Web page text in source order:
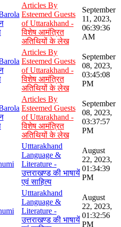
Articles By
Esteemed Guests
of Uttarakhand -
विशेष आमंत्रित
अतिथियों के लेख
September
11, 2023,
06:39:36
AM
Articles By
Esteemed Guests
of Uttarakhand -
विशेष आमंत्रित
अतिथियों के लेख
September
08, 2023,
03:45:08
PM
Articles By
Esteemed Guests
of Uttarakhand -
विशेष आमंत्रित
अतिथियों के लेख
September
08, 2023,
03:37:57
PM
Utttarakhand
Language &
Literature -
उत्तराखण्ड की भाषायें
एवं साहित्य
August
22, 2023,
01:34:39
PM
Utttarakhand
Language &
Literature -
उत्तराखण्ड की भाषायें
August
22, 2023,
01:32:56
PM